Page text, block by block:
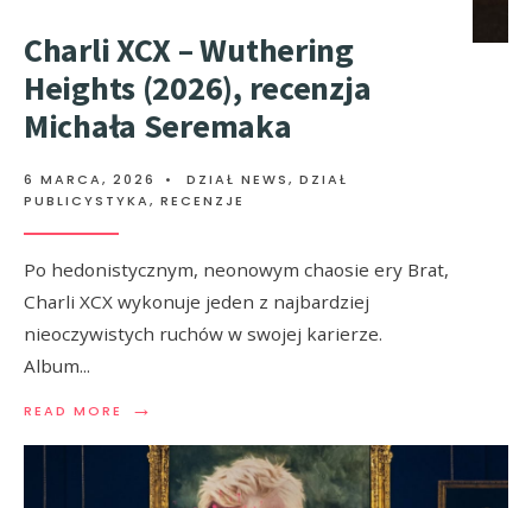
Charli XCX – Wuthering
Heights (2026), recenzja
Michała Seremaka
6 MARCA, 2026 • DZIAŁ NEWS, DZIAŁ
PUBLICYSTYKA, RECENZJE
Po hedonistycznym, neonowym chaosie ery Brat,
Charli XCX wykonuje jeden z najbardziej
nieoczywistych ruchów w swojej karierze.
Album...
READ MORE →